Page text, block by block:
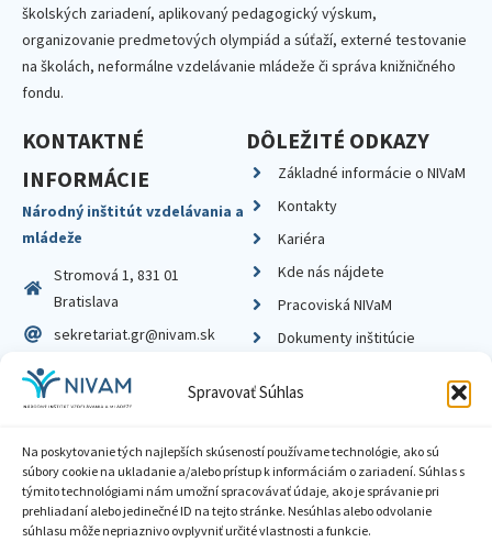
Spravovať Súhlas
Na poskytovanie tých najlepších skúseností používame technológie, ako sú
súbory cookie na ukladanie a/alebo prístup k informáciám o zariadení. Súhlas s
týmito technológiami nám umožní spracovávať údaje, ako je správanie pri
prehliadaní alebo jedinečné ID na tejto stránke. Nesúhlas alebo odvolanie
súhlasu môže nepriaznivo ovplyvniť určité vlastnosti a funkcie.
školských zariadení, aplikovaný pedagogický výskum,
organizovanie predmetových olympiád a súťaží, externé testovanie
na školách, neformálne vzdelávanie mládeže či správa knižničného
fondu.
KONTAKTNÉ
INFORMÁCIE
Národný inštitút vzdelávania a
mládeže
Stromová 1, 831 01
Bratislava
sekretariat.gr@nivam.sk
IČO: 00164348
DIČ: 2020798714
DÔLEŽITÉ ODKAZY
Základné informácie o NIVaM
Kontakty
Kariéra
Kde nás nájdete
Pracoviská NIVaM
Dokumenty inštitúcie
Zásady ochrany súkromia